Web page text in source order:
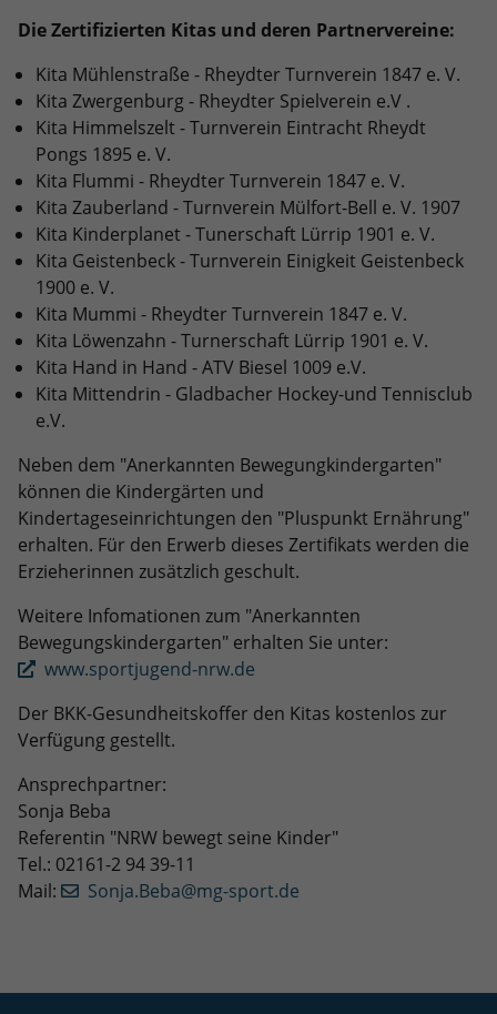
Die Zertifizierten Kitas und deren Partnervereine:
Kita Mühlenstraße - Rheydter Turnverein 1847 e. V.
Kita Zwergenburg - Rheydter Spielverein e.V .
Kita Himmelszelt - Turnverein Eintracht Rheydt
Pongs 1895 e. V.
Kita Flummi - Rheydter Turnverein 1847 e. V.
Kita Zauberland - Turnverein Mülfort-Bell e. V. 1907
Kita Kinderplanet - Tunerschaft Lürrip 1901 e. V.
Kita Geistenbeck - Turnverein Einigkeit Geistenbeck
1900 e. V.
Kita Mummi - Rheydter Turnverein 1847 e. V.
Kita Löwenzahn - Turnerschaft Lürrip 1901 e. V.
Kita Hand in Hand - ATV Biesel 1009 e.V.
Kita Mittendrin - Gladbacher Hockey-und Tennisclub
e.V.
Neben dem "Anerkannten Bewegungkindergarten"
können die Kindergärten und
Kindertageseinrichtungen den "Pluspunkt Ernährung"
erhalten. Für den Erwerb dieses Zertifikats werden die
Erzieherinnen zusätzlich geschult.
Weitere Infomationen zum "Anerkannten
Bewegungskindergarten" erhalten Sie unter:
www.sportjugend-nrw.de
Der BKK-Gesundheitskoffer den Kitas kostenlos zur
Verfügung gestellt.
Ansprechpartner:
Sonja Beba
Referentin "NRW bewegt seine Kinder"
Tel.: 02161-2 94 39-11
Mail:
Sonja.Beba@mg-sport.de
zu erhalten.